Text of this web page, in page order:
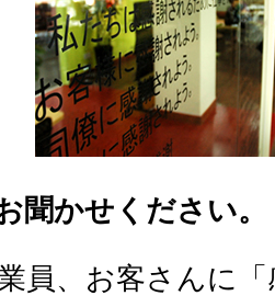
聞かせください。
員、お客さんに